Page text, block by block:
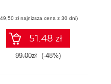
zł najniższa cena z 30 dni)
51.48 zł
99.00zł (-48%)